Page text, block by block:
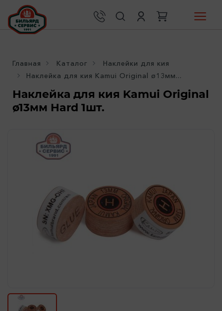
Главная Каталог
Наклейки для кия
Наклейка для кия Kamui Original ø13мм...
Наклейка для кия Kamui Original
ø13мм Hard 1шт.